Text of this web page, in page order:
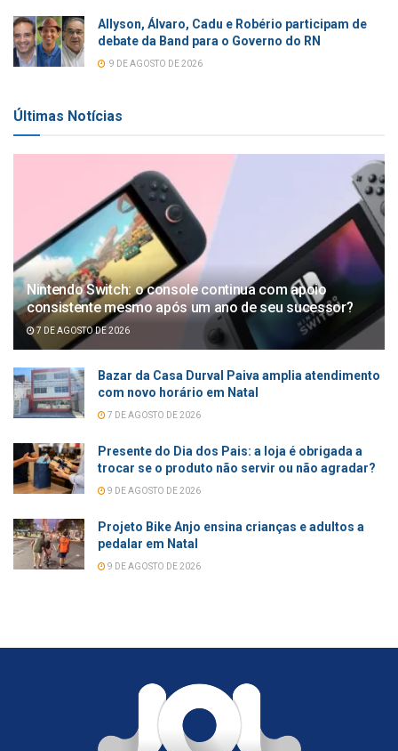
Allyson, Álvaro, Cadu e Robério participam de
debate da Band para o Governo do RN
9 DE AGOSTO DE 2026
Últimas Notícias
Nintendo Switch: o console continua com apoio
consistente mesmo após um ano de seu sucessor?
7 DE AGOSTO DE 2026
Bazar da Casa Durval Paiva amplia atendimento
com novo horário em Natal
7 DE AGOSTO DE 2026
Presente do Dia dos Pais: a loja é obrigada a
trocar se o produto não servir ou não agradar?
9 DE AGOSTO DE 2026
Projeto Bike Anjo ensina crianças e adultos a
pedalar em Natal
9 DE AGOSTO DE 2026